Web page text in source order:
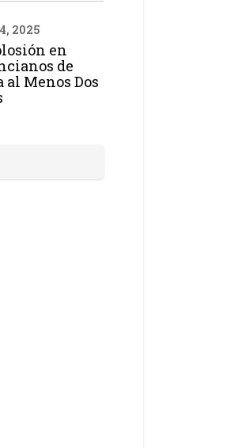
2025
en
de
Menos Dos